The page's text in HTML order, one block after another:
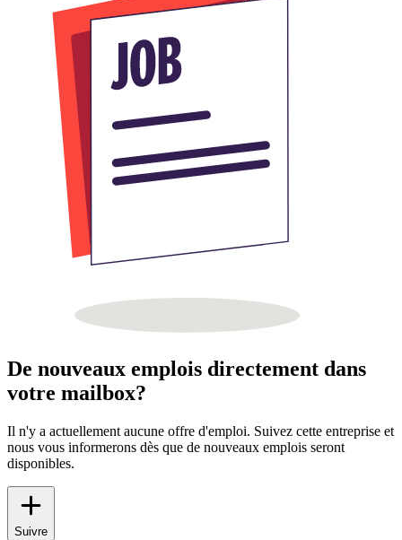
De nouveaux emplois directement dans
votre mailbox?
Il n'y a actuellement aucune offre d'emploi. Suivez cette entreprise et
nous vous informerons dès que de nouveaux emplois seront
disponibles.
Suivre